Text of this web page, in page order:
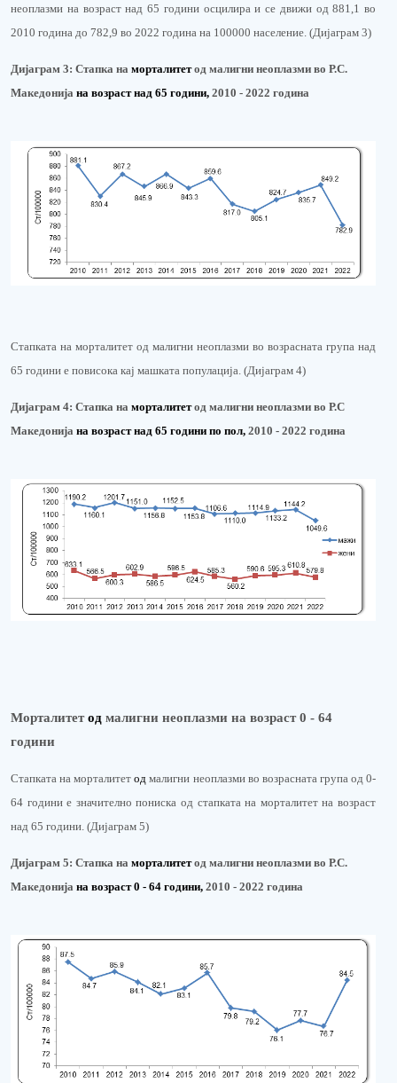
неоплазми на возраст над 65 години осцилира и се движи од 881,1 во
2010 година до 782,9 во 2022 година на 100000 население. (Дијаграм 3)
Дијаграм 3: Стапка на морталитетод малигни неоплазми во Р.С.
Македонија на возраст над 65 години, 2010 - 2022 година
Стапката на морталитет од малигни неоплазми во возрасната група над
65 години е повисока кај машката популација. (Дијаграм 4)
Дијаграм 4: Стапка на морталитетод малигни неоплазми во Р.С
Македонија на возраст над 65 години по пол, 2010 - 2022 година
Морталитетод малигни неоплазми на возраст 0 - 64
години
Стапката на морталитетод малигни неоплазми во возрасната група од 0-
64 години е значително пониска од стапката на морталитет на возраст
над 65 години. (Дијаграм 5)
Дијаграм 5: Стапка на морталитетод малигни неоплазми во Р.С.
Македонија на возраст 0 - 64 години, 2010 - 2022 година